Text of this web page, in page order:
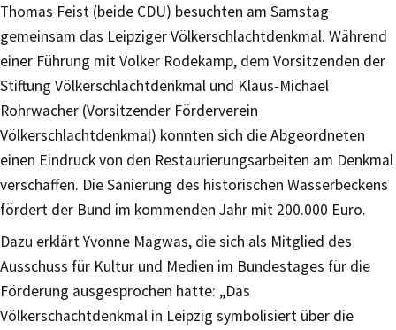
Thomas Feist (beide CDU) besuchten am Samstag
gemeinsam das Leipziger Völkerschlachtdenkmal. Während
einer Führung mit Volker Rodekamp, dem Vorsitzenden der
Stiftung Völkerschlachtdenkmal und Klaus-Michael
Rohrwacher (Vorsitzender Förderverein
Völkerschlachtdenkmal) konnten sich die Abgeordneten
einen Eindruck von den Restaurierungsarbeiten am Denkmal
verschaffen. Die Sanierung des historischen Wasserbeckens
fördert der Bund im kommenden Jahr mit 200.000 Euro.
Dazu erklärt Yvonne Magwas, die sich als Mitglied des
Ausschuss für Kultur und Medien im Bundestages für die
Förderung ausgesprochen hatte: „Das
Völkerschachtdenkmal in Leipzig symbolisiert über die